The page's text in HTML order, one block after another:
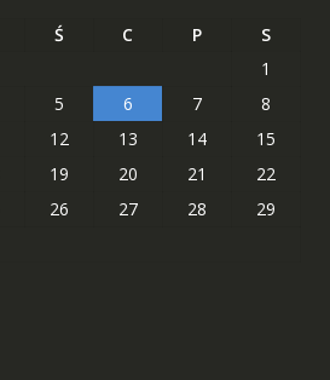
Ś C P
S
1
5 6 7
8
12 13 14
15
19 20 21
22
26 27 28
29